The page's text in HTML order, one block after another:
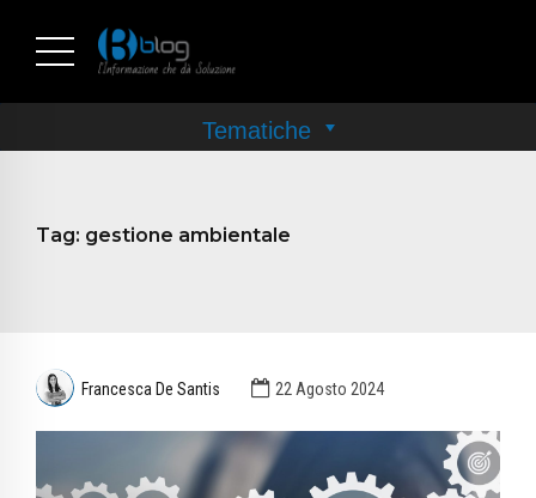
Tag: gestione ambientale
Francesca De Santis 22 Agosto 2024